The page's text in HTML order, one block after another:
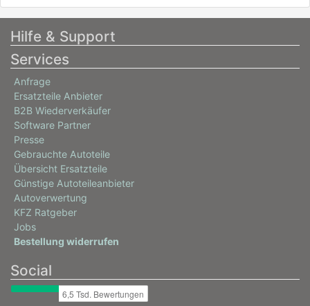
Hilfe & Support
Services
Anfrage
Ersatzteile Anbieter
B2B Wiederverkäufer
Software Partner
Presse
Gebrauchte Autoteile
Übersicht Ersatzteile
Günstige Autoteileanbieter
Autoverwertung
KFZ Ratgeber
Jobs
Bestellung widerrufen
Social